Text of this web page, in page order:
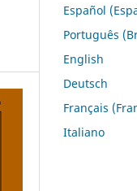
Español
Português
English
Deutsch
Français
Italiano